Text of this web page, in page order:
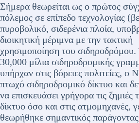
Σήμερα θεωρείται ως ο πρώτος
πόλεμος σε επίπεδο τεχνολογίας
πυροβολικό, σιδερένια πλοία,
διοικητική μέριμνα με την τακτική
χρησιμοποίηση του
30,000 μίλια σιδηροδρομικής
υπήρχαν στις βόρειες πολιτείες, ο
πτωχό σιδηροδρομικό δίκτυο και
να επισκευάσει γρήγορα τις ζημιές
δίκτυο όσο και στις ατμομηχανές,
θεωρήθηκε σημαντικός παράγοντας